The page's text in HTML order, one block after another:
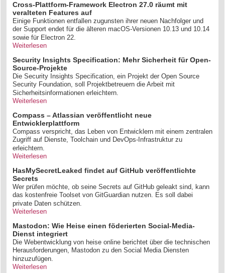
Cross-Plattform-Framework Electron 27.0 räumt mit
veralteten Features auf
Einige Funktionen entfallen zugunsten ihrer neuen Nachfolger und
der Support endet für die älteren macOS-Versionen 10.13 und 10.14
sowie für Electron 22.
Weiterlesen
Security Insights Specification: Mehr Sicherheit für Open-
Source-Projekte
Die Security Insights Specification, ein Projekt der Open Source
Security Foundation, soll Projektbetreuern die Arbeit mit
Sicherheitsinformationen erleichtern.
Weiterlesen
Compass – Atlassian veröffentlicht neue
Entwicklerplattform
Compass verspricht, das Leben von Entwicklern mit einem zentralen
Zugriff auf Dienste, Toolchain und DevOps-Infrastruktur zu
erleichtern.
Weiterlesen
HasMySecretLeaked findet auf GitHub veröffentlichte
Secrets
Wer prüfen möchte, ob seine Secrets auf GitHub geleakt sind, kann
das kostenfreie Toolset von GitGuardian nutzen. Es soll dabei
private Daten schützen.
Weiterlesen
Mastodon: Wie Heise einen föderierten Social-Media-
Dienst integriert
Die Webentwicklung von heise online berichtet über die technischen
Herausforderungen, Mastodon zu den Social Media Diensten
hinzuzufügen.
Weiterlesen